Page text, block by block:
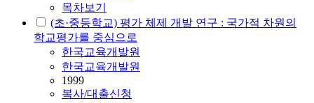
목차보기
(초·중등학교) 평가 체제 개발 연구 : 국가적 차원의
학교평가를 중심으로
한국교육개발원
한국교육개발원
1999
복사/대출신청